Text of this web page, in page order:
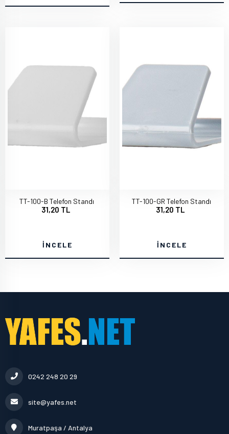
TT-100-B Telefon Standı
31,20 TL
İNCELE
TT-100-GR Telefon Standı
31,20 TL
İNCELE
0242 248 20 29
site@yafes.net
Muratpaşa / Antalya